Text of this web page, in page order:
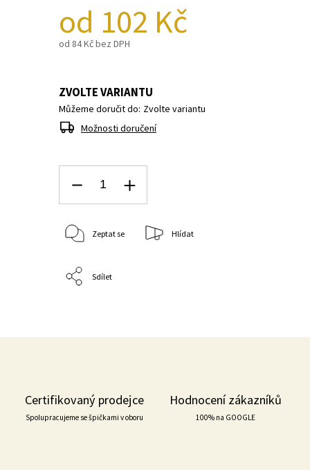
od 102 Kč
od 84 Kčbez DPH
ZVOLTE VARIANTU
Můžeme doručit do: Zvolte variantu
Možnosti doručení
Zeptat se Hlídat
Sdílet
Certifikovaný prodejce
Spolupracujeme se špičkami v oboru
Hodnocení zákazníků
100% na GOOGLE